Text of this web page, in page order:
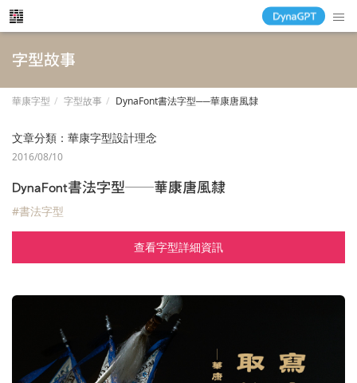
字型故事
華康字型 字型故事 DynaFont書法字型──華康唐風隸
文章分類： 華康字型設計理念
2016/08/10
DynaFont書法字型──華康唐風隸
#書法字型
查看字型詳細資訊